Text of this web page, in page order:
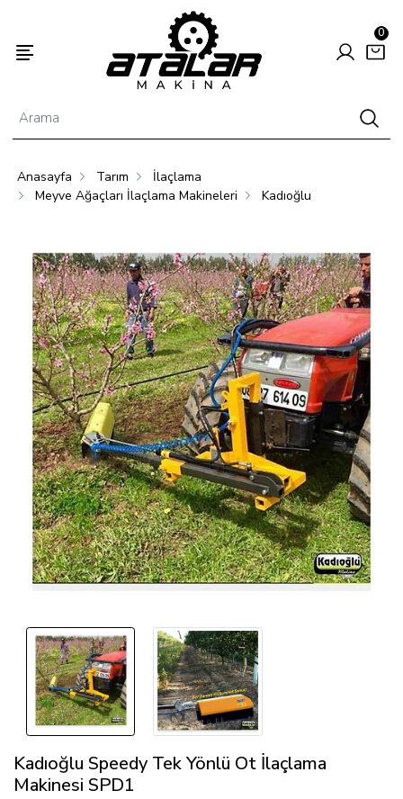
0
Anasayfa Tarım
İlaçlama
Meyve Ağaçları İlaçlama Makineleri
Kadıoğlu
Kadıoğlu Speedy Tek Yönlü Ot İlaçlama
Makinesi SPD1
Hayvancılık Tarım